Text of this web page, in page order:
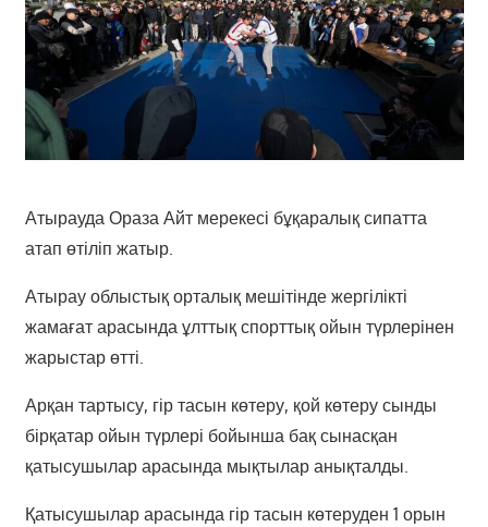
Атырауда Ораза Айт мерекесі бұқаралық сипатта
атап өтіліп жатыр.
Атырау облыстық орталық мешітінде жергілікті
жамағат арасында ұлттық спорттық ойын түрлерінен
жарыстар өтті.
Арқан тартысу, гір тасын көтеру, қой көтеру сынды
бірқатар ойын түрлері бойынша бақ сынасқан
қатысушылар арасында мықтылар анықталды.
Қатысушылар арасында гір тасын көтеруден 1 орын